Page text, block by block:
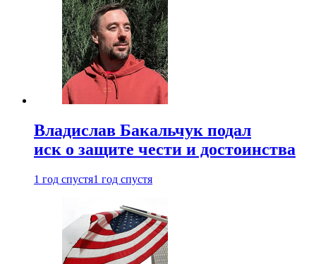
Владислав Бакальчук подал
иск о защите чести и достоинства
1 год спустя1 год спустя